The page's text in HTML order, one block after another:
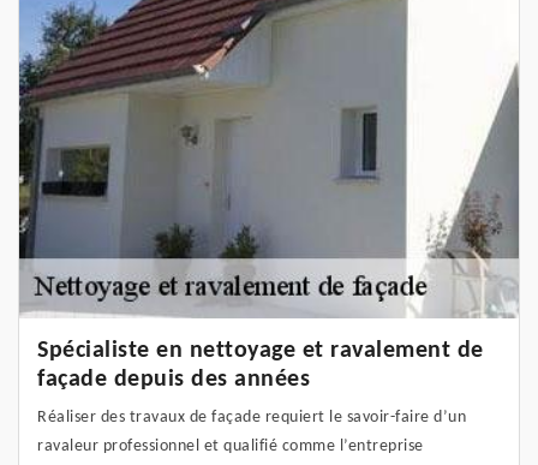
Spécialiste en nettoyage et ravalement de
façade depuis des années
Réaliser des travaux de façade requiert le savoir-faire d’un
ravaleur professionnel et qualifié comme l’entreprise